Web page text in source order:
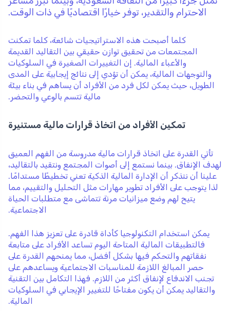
الاحترام والتقدير، توفر خيارًا اقتصاديًا في ذات الوقت.
كلما أصبحت هذه الاستراتيجيات شائعة، كلما تمكنت
المجتمعات من تحقيق توازن حقيقي بين التقاليد القديمة
والأعباء المالية. إن التغييرات الصغيرة في السلوكيات
والتوجهات المالية، يمكن أن تؤدي إلى نتائج إيجابية على المدى
الطويل، حيث يمكن لكل فرد من الأفراد أن يساهم في بناء بيئة
مالية تتسم بالوعي والتحضر.
تمكين الأفراد من اتخاذ قرارات مالية مستنيرة
تأتي القدرة على اتخاذ قرارات مالية مدروسة من الفهم العميق
لهدف الإنفاق. بينما نستمع إلى أصوات المجتمع ونتقيد بالتقاليد،
علينا أن نتذكر أن الإدارة المالية الذكية تعني تخطيطًا مستدامًا.
لذا يتوجب على الأفراد تطوير مهارات مثل التحليل والتقييم، مما
يتيح لهم وضع ميزانيات مرنة تتماشى مع متطلبات الحياة
الاجتماعية.
يمكن استخدام التكنولوجيا كأداة قادرة على تعزيز هذا الفهم.
فالتطبيقات المالية المتاحة اليوم تساعد الأفراد على متابعة
نفقاتهم والتحكم فيها بشكل أفضل، مما يمنحهم القدرة على
حصر المبالغ اللازمة للمناسبات الاجتماعية ويساعدهم على
تجنب الاندفاع لإنفاق أكثر من اللازم. فهذا التكامل بين التقنية
والتقاليد يمكن أن يكون مفتاحًا للتغيير الإيجابي في السلوكيات
المالية.